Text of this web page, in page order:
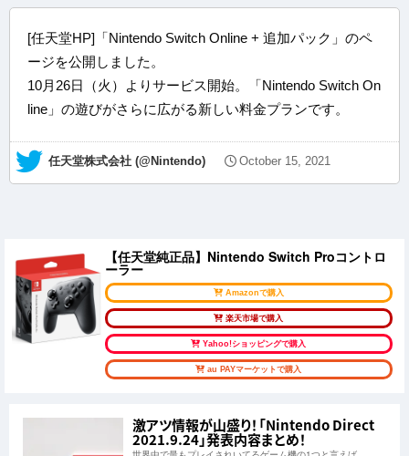
[任天堂HP]「Nintendo Switch Online + 追加パック」のペ
ージを公開しました。
10月26日（火）よりサービス開始。「Nintendo Switch On
line」の遊びがさらに広がる新しい料金プランです。
— 任天堂株式会社 (@Nintendo) October 15, 2021
【任天堂純正品】Nintendo Switch Proコントロ
ーラー
Amazonで購入
楽天市場で購入
Yahoo!ショッピングで購入
au PAYマーケットで購入
激アツ情報が山盛り！「Nintendo Direct
2021.9.24」発表内容まとめ！